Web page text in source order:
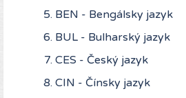
BEN - Bengálsky jazyk
BUL - Bulharský jazyk
CES - Český jazyk
CIN - Čínsky jazyk